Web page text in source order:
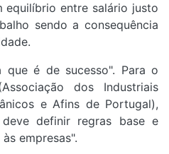
equilíbrio entre salário justo
sendo a consequência
que é de sucesso". Para o
dos Industriais
e Afins de Portugal),
definir regras base e
empresas".